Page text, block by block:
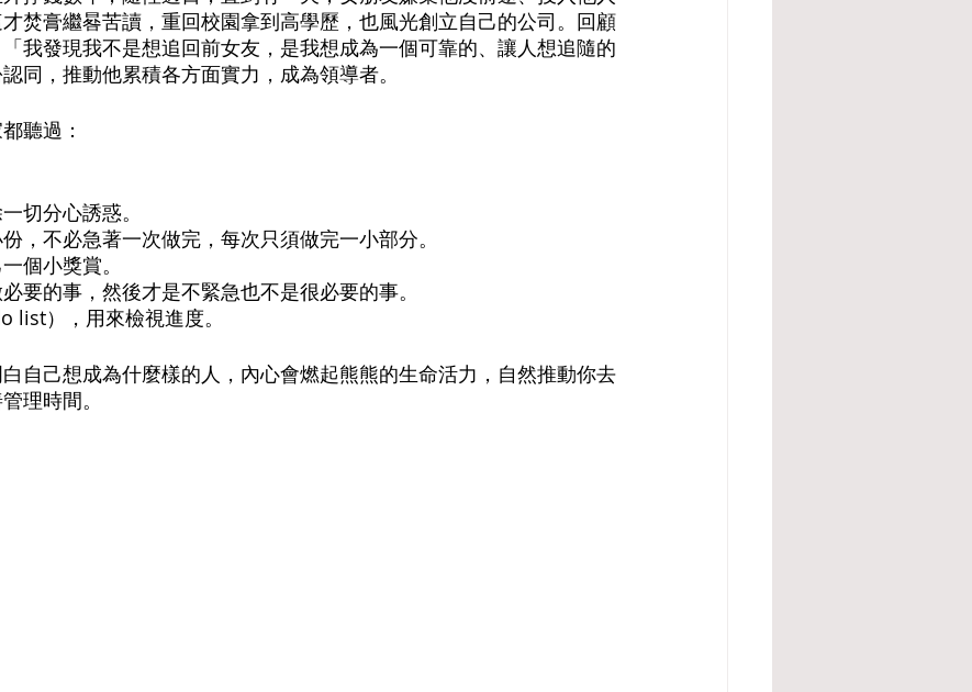
焚膏繼晷苦讀，重回校園拿到高學歷，也風光創立自己的公司。回顧
我發現我不是想追回前女友，是我想成為一個可靠的、讓人想追隨的
同，推動他累積各方面實力，成為領導者。
聽過：
切分心誘惑。
，不必急著一次做完，每次只須做完一小部分。
個小獎賞。
要的事，然後才是不緊急也不是很必要的事。
list），用來檢視進度。
自己想成為什麼樣的人，內心會燃起熊熊的生命活力，自然推動你去
理時間。